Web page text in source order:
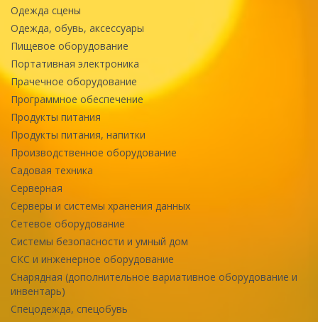
Одежда сцены
Одежда, обувь, аксессуары
Пищевое оборудование
Портативная электроника
Прачечное оборудование
Программное обеспечение
Продукты питания
Продукты питания, напитки
Производственное оборудование
Садовая техника
Серверная
Серверы и системы хранения данных
Сетевое оборудование
Системы безопасности и умный дом
СКС и инженерное оборудование
Снарядная (дополнительное вариативное оборудование и
инвентарь)
Спецодежда, спецобувь